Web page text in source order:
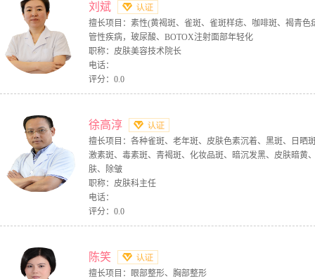
刘斌
擅长项目：素性(黄褐斑、雀斑、雀斑样痣、咖啡斑、褐青色
管性疾病，玻尿酸、BOTOX注射面部年轻化
职称：皮肤美容技术院长
电话：
评分：0.0
徐高淳
擅长项目：各种雀斑、老年斑、皮肤色素沉着、黑斑、日晒
激素斑、毒素斑、青褐斑、化妆品斑、暗沉发黑、皮肤暗黄
肤、除皱
职称：皮肤科主任
电话：
评分：0.0
陈笑
擅长项目：眼部整形、胸部整形